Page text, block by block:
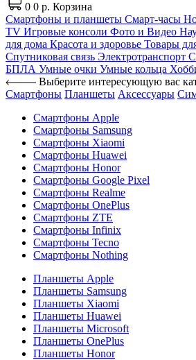
0 0 р. Корзина
Смартфоны и планшеты Смарт-часы
TV Игровые консоли Фото и Видео
для дома Красота и здоровье Товары
Спутниковая связь Электротранспорт
БПЛА Умные очки Умные кольца
Выберите интересующую вас
Смартфоны Планшеты Аксессуары
Смартфоны Apple
Смартфоны Samsung
Смартфоны Xiaomi
Смартфоны Huawei
Смартфоны Honor
Смартфоны Google Pixel
Смартфоны Realme
Смартфоны OnePlus
Смартфоны ZTE
Смартфоны Infinix
Смартфоны Tecno
Смартфоны Nothing
Планшеты Apple
Планшеты Samsung
Планшеты Xiaomi
Планшеты Huawei
Планшеты Microsoft
Планшеты OnePlus
Планшеты Honor